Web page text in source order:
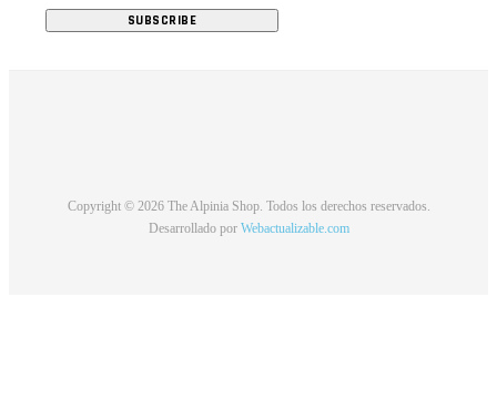
Copyright © 2026 The Alpinia Shop. Todos los derechos reservados.
Desarrollado por Webactualizable.com